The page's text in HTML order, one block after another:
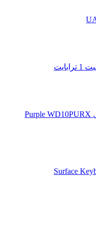
هارددیسک اینترنال وسترن دیجیتال مدل Purple WD10PURX